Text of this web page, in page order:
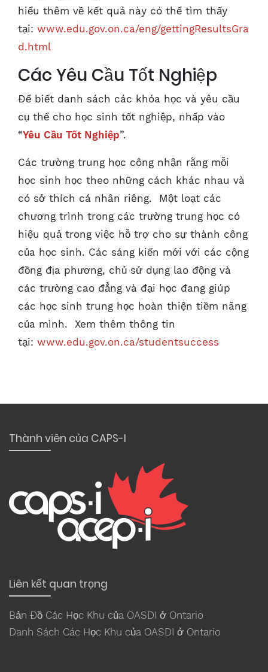
hiểu thêm về kết quả này có thể tìm thấy
tại: www.edu.gov.on.ca/eng/gettingResultsGra
d.html
Các Yêu Cầu Tốt Nghiệp
Để biết danh sách các khóa học và yêu cầu
cụ thể cho học sinh tốt nghiệp, nhấp vào
“Yêu Cầu Tốt Nghiệp”.
Các trường trung học công nhận rằng mỗi
học sinh học theo những cách khác nhau và
có sở thích cá nhân riêng. Một loạt các
chương trình trong các trường trung học có
hiệu quả trong việc hỗ trợ cho sự thành công
của học sinh. Các sáng kiến mới với các cộng
đồng địa phương, chủ sử dụng lao động và
các trường cao đẳng và đại học đang giúp
các học sinh trung học hoàn thiện tiềm năng
của mình. Xem thêm thông tin
tại: www.edu.gov.on.ca/studentsuccess
Thành viên của CAPS-I
Liên kết quan trọng
Bản Đồ Các Học Khu của OASDI ở Ontario
Danh Sách Các Học Khu của OASDI ở Ontario